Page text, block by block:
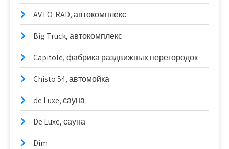
AVTO-RAD, автокомплекс
Big Truck, автокомплекс
Capitole, фабрика раздвижных перегородок
Chisto 54, автомойка
de Luxe, сауна
De Luxe, сауна
Dim